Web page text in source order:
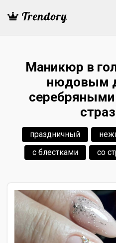
Маникюр в
нюдовым
праздничный
с блестками
со